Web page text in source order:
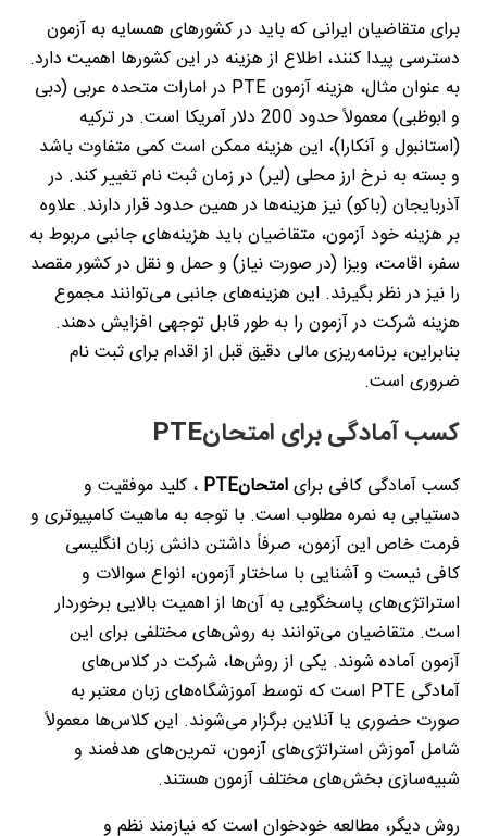
برای متقاضیان ایرانی که باید در کشورهای همسایه به آزمون
دسترسی پیدا کنند، اطلاع از هزینه در این کشورها اهمیت دارد.
به عنوان مثال، هزینه آزمونPTE در امارات متحده عربی (دبی
و ابوظبی) معمولاً حدود 200 دلار آمریکا است. در ترکیه
(استانبول و آنکارا)، این هزینه ممکن است کمی متفاوت باشد
و بسته به نرخ ارز محلی (لیر) در زمان ثبت نام تغییر کند. در
آذربایجان (باکو) نیز هزینه‌ها در همین حدود قرار دارند. علاوه
بر هزینه خود آزمون، متقاضیان باید هزینه‌های جانبی مربوط به
سفر، اقامت، ویزا (در صورت نیاز) و حمل و نقل در کشور مقصد
را نیز در نظر بگیرند. این هزینه‌های جانبی می‌توانند مجموع
هزینه شرکت در آزمون را به طور قابل توجهی افزایش دهند.
بنابراین، برنامه‌ریزی مالی دقیق قبل از اقدام برای ثبت نام
ضروری است.
کسب آمادگی برای امتحانPTE
کسب آمادگی کافی برایامتحانPTE ، کلید موفقیت و
دستیابی به نمره مطلوب است. با توجه به ماهیت کامپیوتری و
فرمت خاص این آزمون، صرفاً داشتن دانش زبان انگلیسی
کافی نیست و آشنایی با ساختار آزمون، انواع سوالات و
استراتژی‌های پاسخگویی به آن‌ها از اهمیت بالایی برخوردار
است. متقاضیان می‌توانند به روش‌های مختلفی برای این
آزمون آماده شوند. یکی از روش‌ها، شرکت در کلاس‌های
آمادگی PTE است که توسط آموزشگاه‌های زبان معتبر به
صورت حضوری یا آنلاین برگزار می‌شوند. این کلاس‌ها معمولاً
شامل آموزش استراتژی‌های آزمون، تمرین‌های هدفمند و
شبیه‌سازی بخش‌های مختلف آزمون هستند.
روش دیگر، مطالعه خودخوان است که نیازمند نظم و